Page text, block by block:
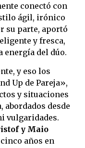
conectó con
ágil, irónico
su parte, aportó
y fresca,
energía del dúo.
y eso los
Up de Pareja»,
y situaciones
abordados desde
vulgaridades.
y Maio
años en